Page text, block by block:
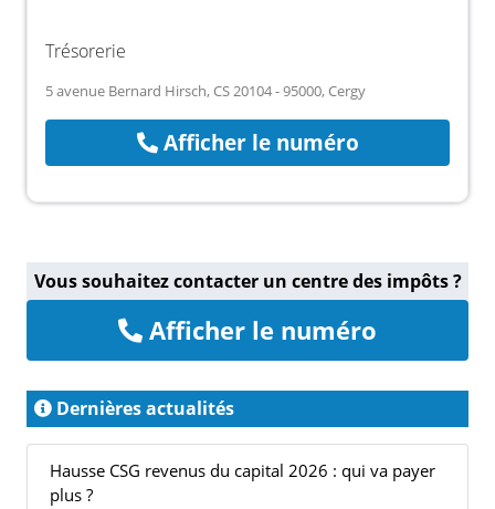
Trésorerie
5 avenue Bernard Hirsch, CS 20104 - 95000, Cergy
Afficher le numéro
Vous souhaitez contacter un centre des impôts ?
Afficher le numéro
Dernières actualités
Hausse CSG revenus du capital 2026 : qui va payer
plus ?